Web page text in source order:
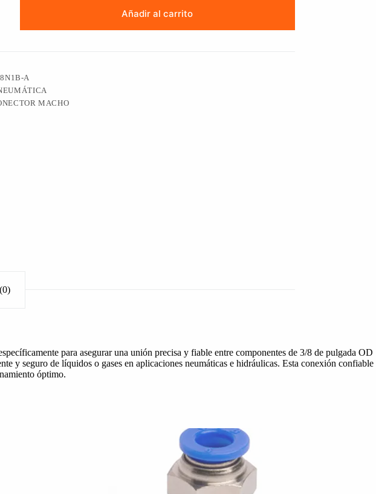
Añadir al carrito
A
MACHO
para asegurar una unión precisa y fiable entre componentes de 3/8 de pulgada OD
y seguro de líquidos o gases en aplicaciones neumáticas e hidráulicas. Esta conexión confiable
óptimo.